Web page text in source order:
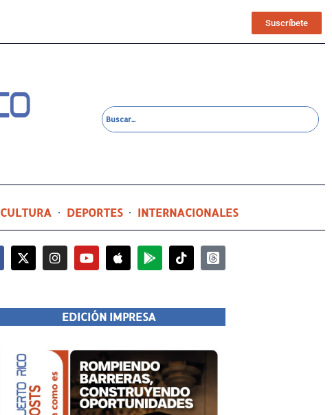
Suscríbete
CULTURA DEPORTES INTERNACIONALES
13 horas ago
EDICIÓN IMPRESA